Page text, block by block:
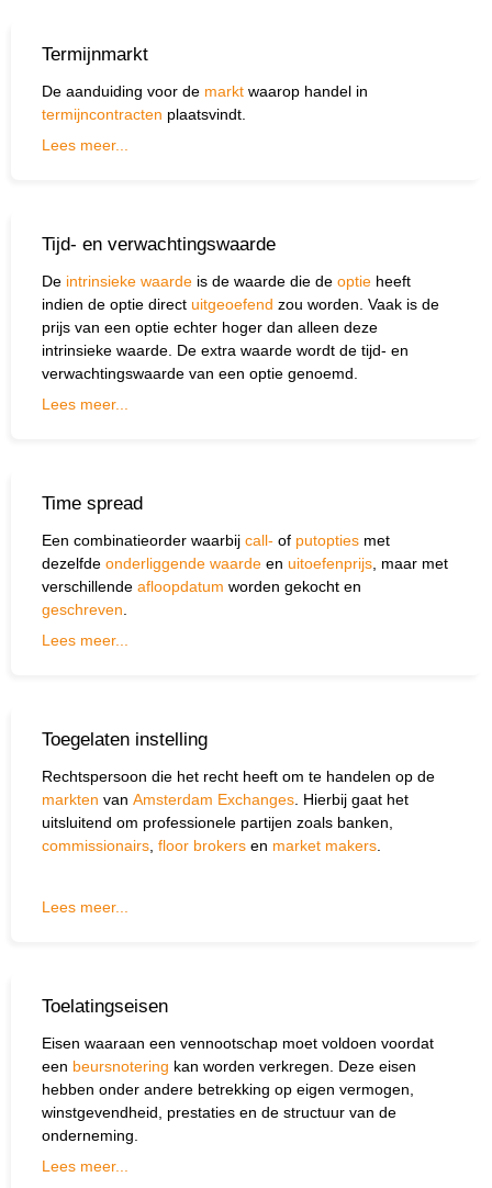
Termijnmarkt
De aanduiding voor de markt waarop handel in
termijncontracten plaatsvindt.
Lees meer...
Tijd- en verwachtingswaarde
De intrinsieke waarde is de waarde die de optie heeft
indien de optie direct uitgeoefend zou worden. Vaak is de
prijs van een optie echter hoger dan alleen deze
intrinsieke waarde. De extra waarde wordt de tijd- en
verwachtingswaarde van een optie genoemd.
Lees meer...
Time spread
Een combinatieorder waarbij call- of putopties met
dezelfde onderliggende waarde en uitoefenprijs , maar met
verschillende afloopdatum worden gekocht en
geschreven
Lees meer...
Toegelaten instelling
Rechtspersoon die het recht heeft om te handelen op de
markten van Amsterdam Exchanges . Hierbij gaat het
uitsluitend om professionele partijen zoals banken,
commissionairs floor brokers en market makers
Lees meer...
Toelatingseisen
Eisen waaraan een vennootschap moet voldoen voordat
een beursnotering kan worden verkregen. Deze eisen
hebben onder andere betrekking op eigen vermogen,
winstgevendheid, prestaties en de structuur van de
onderneming.
Lees meer...